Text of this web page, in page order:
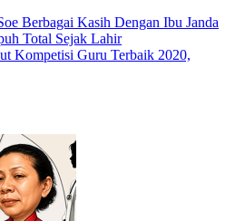
Berbagai Kasih Dengan Ibu Janda
Total Sejak Lahir
Kompetisi Guru Terbaik 2020,